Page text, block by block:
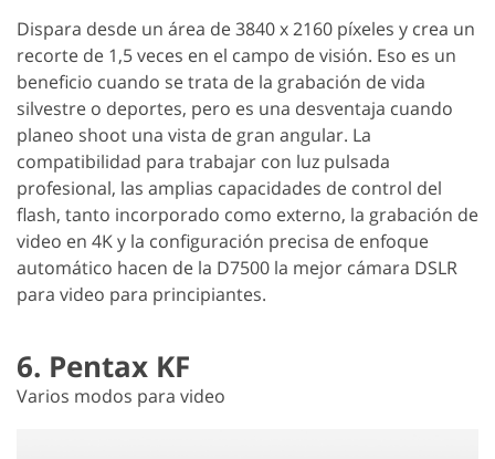
Dispara desde un área de 3840 x 2160 píxeles y crea un
recorte de 1,5 veces en el campo de visión. Eso es un
beneficio cuando se trata de la grabación de vida
silvestre o deportes, pero es una desventaja cuando
planeo shoot una vista de gran angular. La
compatibilidad para trabajar con luz pulsada
profesional, las amplias capacidades de control del
flash, tanto incorporado como externo, la grabación de
video en 4K y la configuración precisa de enfoque
automático hacen de la D7500 la mejor cámara DSLR
para video para principiantes.
6. Pentax KF
Varios modos para video